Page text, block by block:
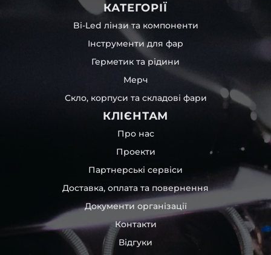
КАТЕГОРІЇ
Bi-Led лінзи та компоненти
Інструменти для фар
Герметик та рідини
Мерч
Скло, корпуси та складові фари
КЛІЄНТАМ
Про нас
Проекти
Партнерські сервіси
Доставка, оплата та повернення
Документи організації
Контакти
Відгуки